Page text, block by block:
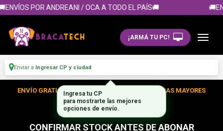
POR ANDREANI / OCA A TODO EL PAÍS🚚
¡ARMÁ TU PC!
Enviar a Ingresar CP y ciudad
ENVÍO GRATIS DENTRO DE CABA EN TUS COMPRAS MAYORES
A $300.000
CONFIRMAR STOCK ANTES DE ABONAR
Ingresa tu CP
para mostrarte las mejores
opciones de envío.